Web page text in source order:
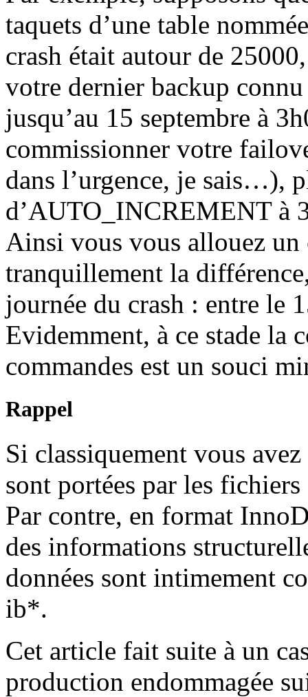
taquets d’une table
crash était autour de
votre dernier backup
jusqu’au 15 septembre à
commissionner votre
dans l’urgence, je sais…),
d’AUTO_INCREMENT à
Ainsi vous vous allouez un
tranquillement la
journée du crash : entre le
Evidemment, à ce stade la
commandes est un souci
Rappel
Si classiquement vous
sont portées par les
Par contre, en format
des informations
données sont intimement
ib*.
Cet article fait suite à un
production endommagée